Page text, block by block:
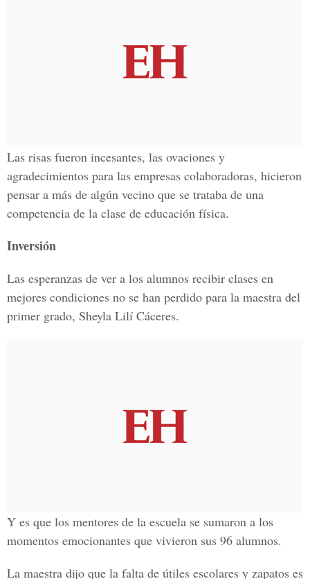
Las risas fueron incesantes, las ovaciones y
agradecimientos para las empresas colaboradoras, hicieron
pensar a más de algún vecino que se trataba de una
competencia de la clase de educación física.
Inversión
Las esperanzas de ver a los alumnos recibir clases en
mejores condiciones no se han perdido para la maestra del
primer grado, Sheyla Lilí Cáceres.
Y es que los mentores de la escuela se sumaron a los
momentos emocionantes que vivieron sus 96 alumnos.
La maestra dijo que la falta de útiles escolares y zapatos es